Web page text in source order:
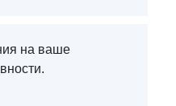
на ваше